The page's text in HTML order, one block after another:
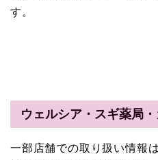
す。
ウェルシア・スギ薬局
一部店舗での取り扱い情報